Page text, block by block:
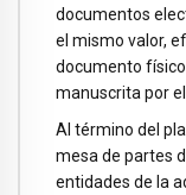
documentos
el mismo valor,
documento
manuscrita por
Al término del
mesa de partes
entidades de la